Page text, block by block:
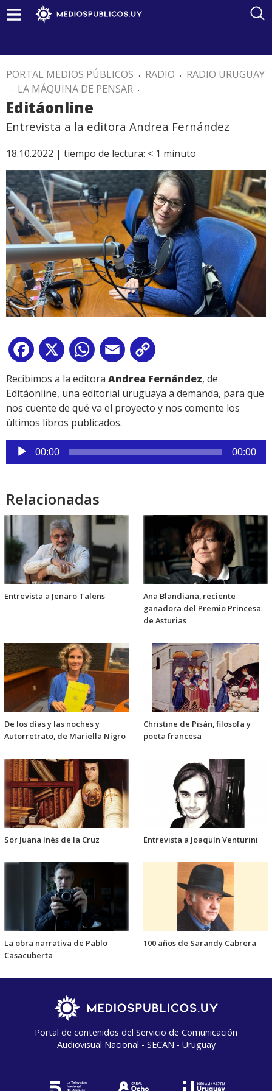
PORTAL MEDIOS PÚBLICOS . RADIO . RADIO URUGUAY
. LA MÁQUINA DE PENSAR .
Editáonline
Entrevista a la editora Andrea Fernández
18.10.2022 | tiempo de lectura: < 1 minuto
Facebook
X WhatsApp
Email
Link
Recibimos a la editora Andrea Fernández, de
Editáonline, una editorial uruguaya a demanda, para que
nos cuente de qué va el proyecto y nos comente los
últimos libros publicados.
Reproductor
de
00:00 00:00
Relacionadas
Entrevista a Jenaro Talens
Ana Blandiana, reciente
ganadora del Premio Princesa
de Asturias
De los días y las noches y
Autorretrato, de Mariella Nigro
Christine de Pisán, filosofa y
poeta francesa
Sor Juana Inés de la Cruz Entrevista a Joaquín Venturini
La obra narrativa de Pablo
Casacuberta
100 años de Sarandy Cabrera
Portal de contenidos del Servicio de Comunicación
Audiovisual Nacional - SECAN - Uruguay